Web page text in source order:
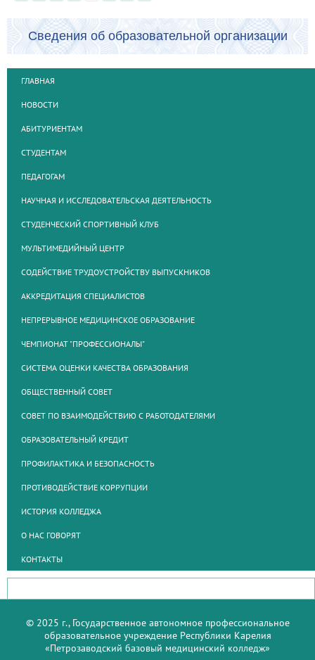
Сведения об образовательной организации
ГЛАВНАЯ
НОВОСТИ
АБИТУРИЕНТАМ
СТУДЕНТАМ
ПЕДАГОГАМ
НАУЧНАЯ И ИССЛЕДОВАТЕЛЬСКАЯ ДЕЯТЕЛЬНОСТЬ
СТУДЕНЧЕСКИЙ СПОРТИВНЫЙ КЛУБ
МУЛЬТИМЕДИЙНЫЙ ЦЕНТР
СОДЕЙСТВИЕ ТРУДОУСТРОЙСТВУ ВЫПУСКНИКОВ
АККРЕДИТАЦИЯ СПЕЦИАЛИСТОВ
НЕПРЕРЫВНОЕ МЕДИЦИНСКОЕ ОБРАЗОВАНИЕ
ЧЕМПИОНАТ "ПРОФЕССИОНАЛЫ"
СИСТЕМА ОЦЕНКИ КАЧЕСТВА ОБРАЗОВАНИЯ
ОБЩЕСТВЕННЫЙ СОВЕТ
СОВЕТ ПО ВЗАИМОДЕЙСТВИЮ С РАБОТОДАТЕЛЯМИ
ОБРАЗОВАТЕЛЬНЫЙ КРЕДИТ
ПРОФИЛАКТИКА И БЕЗОПАСНОСТЬ
ПРОТИВОДЕЙСТВИЕ КОРРУПЦИИ
ИСТОРИЯ КОЛЛЕДЖА
О НАС ГОВОРЯТ
КОНТАКТЫ
© 2025 г., Государственное автономное профессиональное
образовательное учреждение Республики Карелия
«Петрозаводский базовый медицинский колледж»